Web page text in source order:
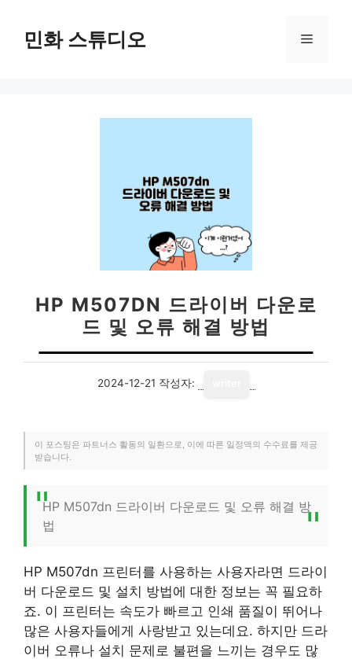
민화 스튜디오 메
HP M507DN 드라이버 다운로
드 및 오류 해결 방법
2024-12-21 작성자:
이 포스팅은 파트너스 활동의 일환으로, 이에 따른 일정액의 수수료를 제공
받습니다.
HP M507dn 드라이버 다운로드 및 오류 해결 방
법
HP M507dn 프린터를 사용하는 사용자라면 드라이
버 다운로드 및 설치 방법에 대한 정보는 꼭 필요하
죠. 이 프린터는 속도가 빠르고 인쇄 품질이 뛰어나
많은 사용자들에게 사랑받고 있는데요. 하지만 드라
이버 오류나 설치 문제로 불편을 느끼는 경우도 많